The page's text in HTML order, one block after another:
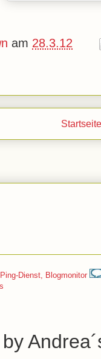
am 28.3.12
Startseite